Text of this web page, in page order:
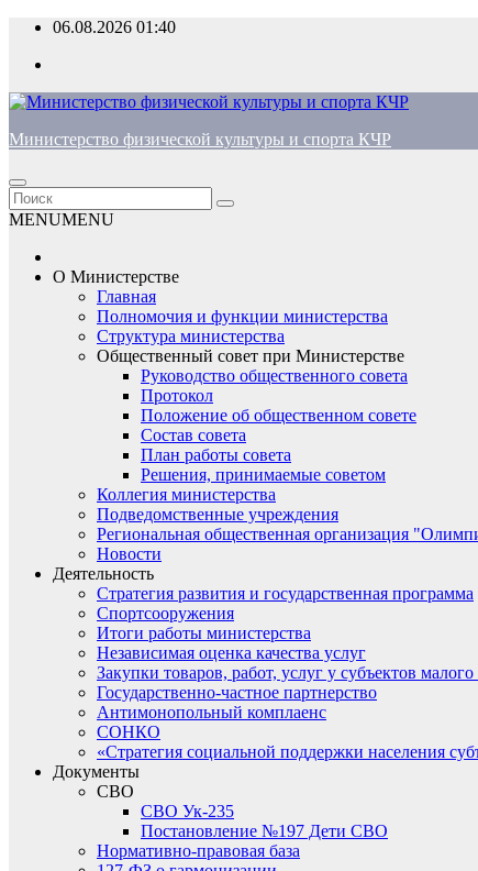
Перейти
содержимому
06.08.2026 01:40
Министерство физической культуры и спорта КЧР
MENUMENU
О Министерстве
Главная
Полномочия и функции министерства
Структура министерства
Общественный совет при Министерстве
Руководство общественного совета
Протокол
Положение об общественном совете
Состав совета
План работы совета
Решения, принимаемые советом
Коллегия министерства
Подведомственные учреждения
Региональная общественная организация
Новости
Деятельность
Стратегия развития и государственная программа
Спортсооружения
Итоги работы министерства
Независимая оценка качества услуг
Закупки товаров, работ, услуг у субъектов
Государственно-частное партнерство
Антимонопольный комплаенс
СОНКО
«Стратегия социальной поддержки населения
Документы
СВО
СВО Ук-235
Постановление №197 Дети СВО
Нормативно-правовая база